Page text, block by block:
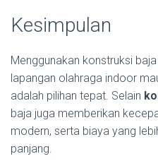
Kesimpulan
Menggunakan konstruksi
lapangan olahraga indoor
adalah pilihan tepat. Selain
baja juga memberikan
modern, serta biaya yang
panjang.